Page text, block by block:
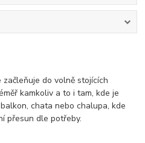
do volně stojících
kamkoliv a to i tam, kde je
chata nebo chalupa, kde
přesun dle potřeby.